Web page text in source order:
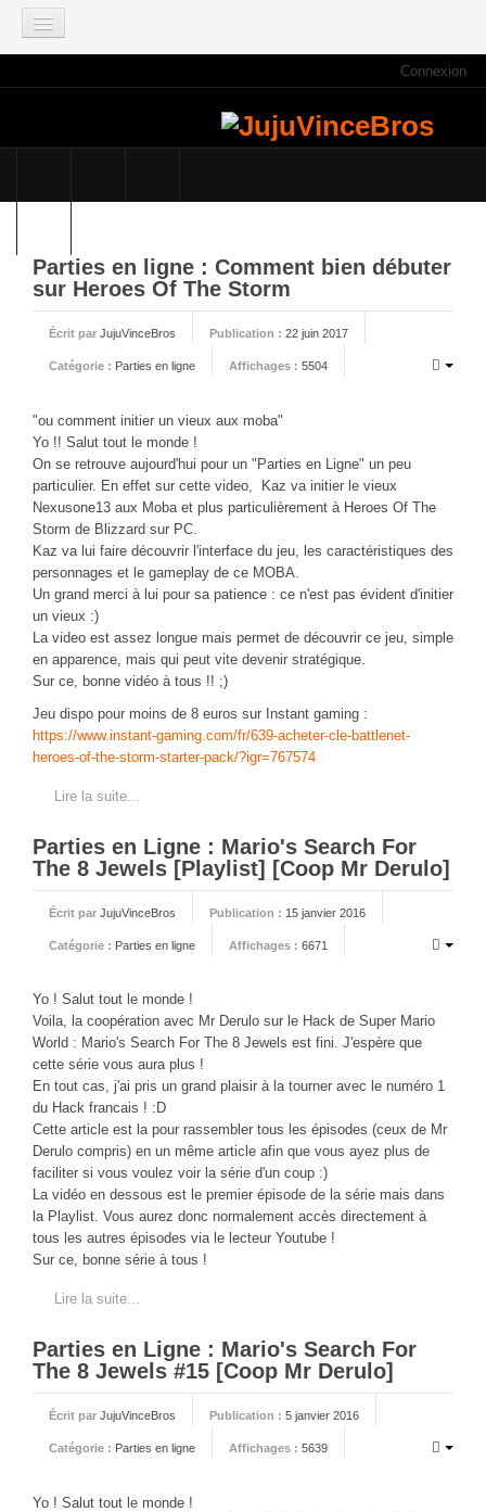
Connexion
E3 2021
Faisons le point
Qui sommes nous ?
Galeries photos
Accès aux Quiz
Les videos des JujuVinceBros
CINÉ
Courts Métrages
JEUX
Parties en ligne
Funtage
Walkthrough / LP
Battlefield Montage
Chroniques du jeu video
Sonic the Hedgehog 2
Animations Sprites
Divers Stop Motions
Sonic Chronicles Le Film
Review Figurines
Réalisations 3D
HARD & SOFT
Unboxing
Tutoriels
ARRM (Gamelist, Roms manager, Scraper)
Videos Turorials ARRM
FICHIERS
LIVE
Parties en ligne : Comment bien débuter
sur Heroes Of The Storm
Écrit par JujuVinceBros Publication : 22 juin 2017
Catégorie : Parties en ligne Affichages : 5504
"ou comment initier un vieux aux moba"
Yo !! Salut tout le monde !
On se retrouve aujourd'hui pour un "Parties en Ligne" un peu
particulier. En effet sur cette video, Kaz va initier le vieux
Nexusone13 aux Moba et plus particulièrement à Heroes Of The
Storm de Blizzard sur PC.
Kaz va lui faire découvrir l'interface du jeu, les caractéristiques des
personnages et le gameplay de ce MOBA.
Un grand merci à lui pour sa patience : ce n'est pas évident d'initier
un vieux :)
La video est assez longue mais permet de découvrir ce jeu, simple
en apparence, mais qui peut vite devenir stratégique.
Sur ce, bonne vidéo à tous !! ;)
Jeu dispo pour moins de 8 euros sur Instant gaming :
https://www.instant-gaming.com/fr/639-acheter-cle-battlenet-
heroes-of-the-storm-starter-pack/?igr=767574
Lire la suite...
Parties en Ligne : Mario's Search For
The 8 Jewels [Playlist] [Coop Mr Derulo]
Écrit par JujuVinceBros Publication : 15 janvier 2016
Catégorie : Parties en ligne Affichages : 6671
Yo ! Salut tout le monde !
Voila, la coopération avec Mr Derulo sur le Hack de Super Mario
World : Mario's Search For The 8 Jewels est fini. J'espère que
cette série vous aura plus !
En tout cas, j'ai pris un grand plaisir à la tourner avec le numéro 1
du Hack francais ! :D
Cette article est la pour rassembler tous les épisodes (ceux de Mr
Derulo compris) en un même article afin que vous ayez plus de
faciliter si vous voulez voir la série d'un coup :)
La vidéo en dessous est le premier épisode de la série mais dans
la Playlist. Vous aurez donc normalement accès directement à
tous les autres épisodes via le lecteur Youtube !
Sur ce, bonne série à tous !
Lire la suite...
Parties en Ligne : Mario's Search For
The 8 Jewels #15 [Coop Mr Derulo]
Écrit par JujuVinceBros Publication : 5 janvier 2016
Catégorie : Parties en ligne Affichages : 5639
Yo ! Salut tout le monde !